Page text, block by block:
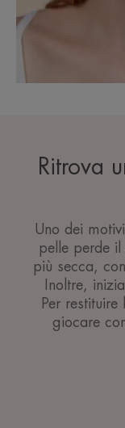
Ritrova
Uno dei
pelle perde il
più secca,
Inoltre,
Per
giocare